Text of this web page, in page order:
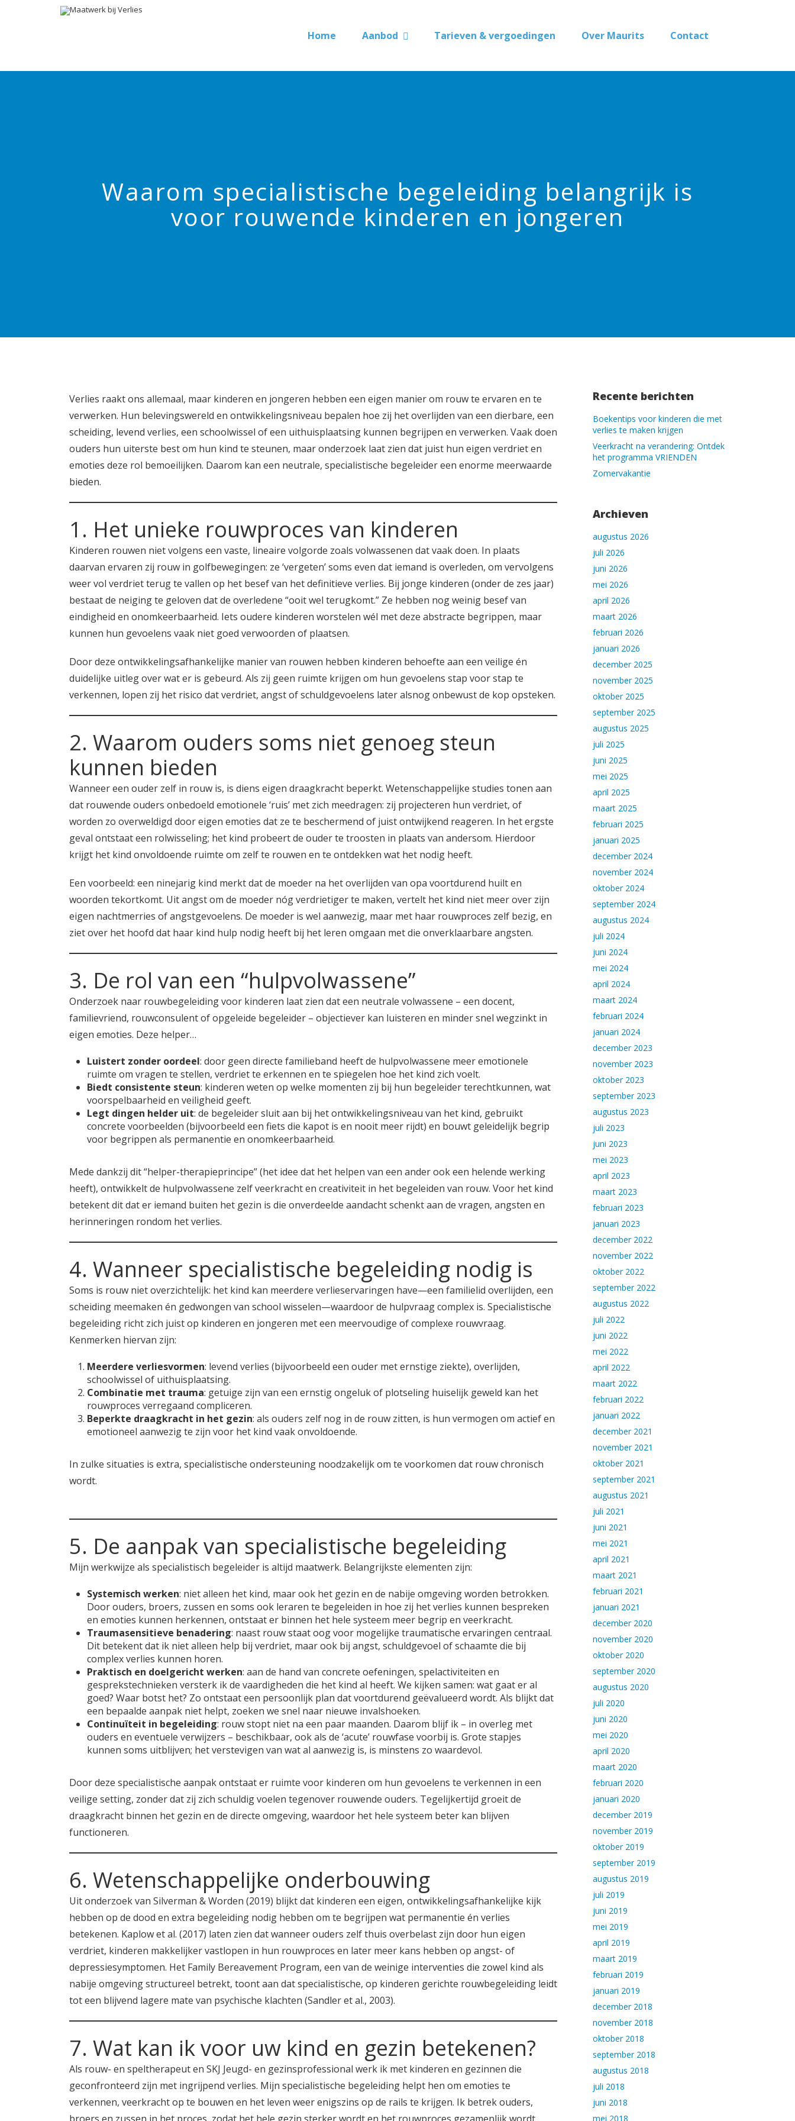
Home Aanbod Tarieven & vergoedingen Over Maurits Contact
Waarom specialistische begeleiding belangrijk is
voor rouwende kinderen en jongeren
Verlies raakt ons allemaal, maar kinderen en jongeren hebben een eigen manier om rouw te ervaren en te
verwerken. Hun belevingswereld en ontwikkelingsniveau bepalen hoe zij het overlijden van een dierbare, een
scheiding, levend verlies, een schoolwissel of een uithuisplaatsing kunnen begrijpen en verwerken. Vaak doen
ouders hun uiterste best om hun kind te steunen, maar onderzoek laat zien dat juist hun eigen verdriet en
emoties deze rol bemoeilijken. Daarom kan een neutrale, specialistische begeleider een enorme meerwaarde
bieden.
1. Het unieke rouwproces van kinderen
Kinderen rouwen niet volgens een vaste, lineaire volgorde zoals volwassenen dat vaak doen. In plaats
daarvan ervaren zij rouw in golfbewegingen: ze ‘vergeten’ soms even dat iemand is overleden, om vervolgens
weer vol verdriet terug te vallen op het besef van het definitieve verlies. Bij jonge kinderen (onder de zes jaar)
bestaat de neiging te geloven dat de overledene “ooit wel terugkomt.” Ze hebben nog weinig besef van
eindigheid en onomkeerbaarheid. Iets oudere kinderen worstelen wél met deze abstracte begrippen, maar
kunnen hun gevoelens vaak niet goed verwoorden of plaatsen.
Door deze ontwikkelingsafhankelijke manier van rouwen hebben kinderen behoefte aan een veilige én
duidelijke uitleg over wat er is gebeurd. Als zij geen ruimte krijgen om hun gevoelens stap voor stap te
verkennen, lopen zij het risico dat verdriet, angst of schuldgevoelens later alsnog onbewust de kop opsteken.
2. Waarom ouders soms niet genoeg steun
kunnen bieden
Wanneer een ouder zelf in rouw is, is diens eigen draagkracht beperkt. Wetenschappelijke studies tonen aan
dat rouwende ouders onbedoeld emotionele ‘ruis’ met zich meedragen: zij projecteren hun verdriet, of
worden zo overweldigd door eigen emoties dat ze te beschermend of juist ontwijkend reageren. In het ergste
geval ontstaat een rolwisseling; het kind probeert de ouder te troosten in plaats van andersom. Hierdoor
krijgt het kind onvoldoende ruimte om zelf te rouwen en te ontdekken wat het nodig heeft.
Een voorbeeld: een ninejarig kind merkt dat de moeder na het overlijden van opa voortdurend huilt en
woorden tekortkomt. Uit angst om de moeder nóg verdrietiger te maken, vertelt het kind niet meer over zijn
eigen nachtmerries of angstgevoelens. De moeder is wel aanwezig, maar met haar rouwproces zelf bezig, en
ziet over het hoofd dat haar kind hulp nodig heeft bij het leren omgaan met die onverklaarbare angsten.
3. De rol van een “hulpvolwassene”
Onderzoek naar rouwbegeleiding voor kinderen laat zien dat een neutrale volwassene – een docent,
familievriend, rouwconsulent of opgeleide begeleider – objectiever kan luisteren en minder snel wegzinkt in
eigen emoties. Deze helper…
Luistert zonder oordeel: door geen directe familieband heeft de hulpvolwassene meer emotionele
ruimte om vragen te stellen, verdriet te erkennen en te spiegelen hoe het kind zich voelt.
Biedt consistente steun: kinderen weten op welke momenten zij bij hun begeleider terechtkunnen, wat
voorspelbaarheid en veiligheid geeft.
Legt dingen helder uit: de begeleider sluit aan bij het ontwikkelingsniveau van het kind, gebruikt
concrete voorbeelden (bijvoorbeeld een fiets die kapot is en nooit meer rijdt) en bouwt geleidelijk begrip
voor begrippen als permanentie en onomkeerbaarheid.
Mede dankzij dit “helper-therapieprincipe” (het idee dat het helpen van een ander ook een helende werking
heeft), ontwikkelt de hulpvolwassene zelf veerkracht en creativiteit in het begeleiden van rouw. Voor het kind
betekent dit dat er iemand buiten het gezin is die onverdeelde aandacht schenkt aan de vragen, angsten en
herinneringen rondom het verlies.
4. Wanneer specialistische begeleiding nodig is
Soms is rouw niet overzichtelijk: het kind kan meerdere verlieservaringen have—een familielid overlijden, een
scheiding meemaken én gedwongen van school wisselen—waardoor de hulpvraag complex is. Specialistische
begeleiding richt zich juist op kinderen en jongeren met een meervoudige of complexe rouwvraag.
Kenmerken hiervan zijn:
Meerdere verliesvormen: levend verlies (bijvoorbeeld een ouder met ernstige ziekte), overlijden,
schoolwissel of uithuisplaatsing.
Combinatie met trauma: getuige zijn van een ernstig ongeluk of plotseling huiselijk geweld kan het
rouwproces verregaand compliceren.
Beperkte draagkracht in het gezin: als ouders zelf nog in de rouw zitten, is hun vermogen om actief en
emotioneel aanwezig te zijn voor het kind vaak onvoldoende.
In zulke situaties is extra, specialistische ondersteuning noodzakelijk om te voorkomen dat rouw chronisch
wordt.
5. De aanpak van specialistische begeleiding
Mijn werkwijze als specialistisch begeleider is altijd maatwerk. Belangrijkste elementen zijn:
Systemisch werken: niet alleen het kind, maar ook het gezin en de nabije omgeving worden betrokken.
Door ouders, broers, zussen en soms ook leraren te begeleiden in hoe zij het verlies kunnen bespreken
en emoties kunnen herkennen, ontstaat er binnen het hele systeem meer begrip en veerkracht.
Traumasensitieve benadering: naast rouw staat oog voor mogelijke traumatische ervaringen centraal.
Dit betekent dat ik niet alleen help bij verdriet, maar ook bij angst, schuldgevoel of schaamte die bij
complex verlies kunnen horen.
Praktisch en doelgericht werken: aan de hand van concrete oefeningen, spelactiviteiten en
gesprekstechnieken versterk ik de vaardigheden die het kind al heeft. We kijken samen: wat gaat er al
goed? Waar botst het? Zo ontstaat een persoonlijk plan dat voortdurend geëvalueerd wordt. Als blijkt dat
een bepaalde aanpak niet helpt, zoeken we snel naar nieuwe invalshoeken.
Continuïteit in begeleiding: rouw stopt niet na een paar maanden. Daarom blijf ik – in overleg met
ouders en eventuele verwijzers – beschikbaar, ook als de ‘acute’ rouwfase voorbij is. Grote stapjes
kunnen soms uitblijven; het verstevigen van wat al aanwezig is, is minstens zo waardevol.
Door deze specialistische aanpak ontstaat er ruimte voor kinderen om hun gevoelens te verkennen in een
veilige setting, zonder dat zij zich schuldig voelen tegenover rouwende ouders. Tegelijkertijd groeit de
draagkracht binnen het gezin en de directe omgeving, waardoor het hele systeem beter kan blijven
functioneren.
6. Wetenschappelijke onderbouwing
Uit onderzoek van Silverman & Worden (2019) blijkt dat kinderen een eigen, ontwikkelingsafhankelijke kijk
hebben op de dood en extra begeleiding nodig hebben om te begrijpen wat permanentie én verlies
betekenen. Kaplow et al. (2017) laten zien dat wanneer ouders zelf thuis overbelast zijn door hun eigen
verdriet, kinderen makkelijker vastlopen in hun rouwproces en later meer kans hebben op angst- of
depressiesymptomen. Het Family Bereavement Program, een van de weinige interventies die zowel kind als
nabije omgeving structureel betrekt, toont aan dat specialistische, op kinderen gerichte rouwbegeleiding leidt
tot een blijvend lagere mate van psychische klachten (Sandler et al., 2003).
7. Wat kan ik voor uw kind en gezin betekenen?
Als rouw- en speltherapeut en SKJ Jeugd- en gezinsprofessional werk ik met kinderen en gezinnen die
geconfronteerd zijn met ingrijpend verlies. Mijn specialistische begeleiding helpt hen om emoties te
verkennen, veerkracht op te bouwen en het leven weer enigszins op de rails te krijgen. Ik betrek ouders,
Recente berichten
Boekentips voor kinderen die met
verlies te maken krijgen
Veerkracht na verandering: Ontdek
het programma VRIENDEN
Zomervakantie
Archieven
augustus 2026
juli 2026
juni 2026
mei 2026
april 2026
maart 2026
februari 2026
januari 2026
december 2025
november 2025
oktober 2025
september 2025
augustus 2025
juli 2025
juni 2025
mei 2025
april 2025
maart 2025
februari 2025
januari 2025
december 2024
november 2024
oktober 2024
september 2024
augustus 2024
juli 2024
juni 2024
mei 2024
april 2024
maart 2024
februari 2024
januari 2024
december 2023
november 2023
oktober 2023
september 2023
augustus 2023
juli 2023
juni 2023
mei 2023
april 2023
maart 2023
februari 2023
januari 2023
december 2022
november 2022
oktober 2022
september 2022
augustus 2022
juli 2022
juni 2022
mei 2022
april 2022
maart 2022
februari 2022
januari 2022
december 2021
november 2021
oktober 2021
september 2021
augustus 2021
juli 2021
juni 2021
mei 2021
april 2021
maart 2021
februari 2021
januari 2021
december 2020
november 2020
oktober 2020
september 2020
augustus 2020
juli 2020
juni 2020
mei 2020
april 2020
maart 2020
februari 2020
januari 2020
december 2019
november 2019
oktober 2019
september 2019
augustus 2019
juli 2019
juni 2019
mei 2019
april 2019
maart 2019
februari 2019
januari 2019
december 2018
november 2018
oktober 2018
september 2018
augustus 2018
juli 2018
juni 2018
mei 2018